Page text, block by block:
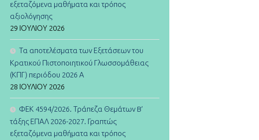
εξεταζόμενα μαθήματα και τρόπος
αξιολόγησης
29 ΙΟΥΛΊΟΥ 2026
Τα αποτελέσματα των Εξετάσεων του
Κρατικού Πιστοποιητικού Γλωσσομάθειας
(ΚΠΓ) περιόδου 2026 Α
28 ΙΟΥΛΊΟΥ 2026
ΦΕΚ 4594/2026. Τράπεζα Θεμάτων B’
τάξης ΕΠΑΛ 2026-2027. Γραπτώς
εξεταζόμενα μαθήματα και τρόπος